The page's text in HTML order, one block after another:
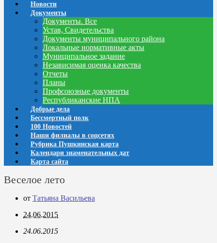
Новости
Документы
Документы. Все
Устав, Свидетельства
Документы муниципального района
Локальные нормативные акты
Муниципальное задание
Независимая оценка качества
Отчеты
Планы
Профсоюзные документы
Республиканские НПА
Добрые дела
Бессмертный полк
100 Новостей
Наши филиалы в соцсетях
Рубрика Пушкинская карта
Календари знаменательных дат
Карта сайта
Веселое лето
от Татьяна Васильева
24.06.2015
24.06.2015